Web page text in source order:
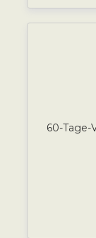
60-Tage-